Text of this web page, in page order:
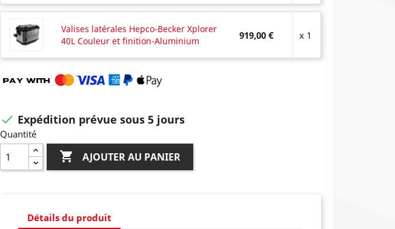
Valises latérales Hepco-Becker Xplorer
40L Couleur et finition-Aluminium
919,00 € x 1
 Expédition prévue sous 5 jours
Quantité
 AJOUTER AU PANIER
Détails du produit